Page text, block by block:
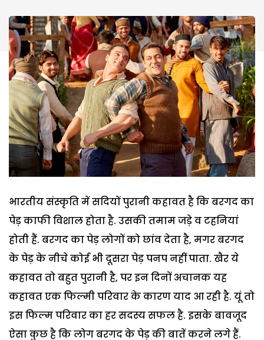
भारतीय संस्कृति में सदियों पुरानी कहावत है कि बरगद का
पेड़ काफी विशाल होता है. उसकी तमाम जड़े व टहनियां
होती हैं. बरगद का पेड़ लोगों को छांव देता है, मगर बरगद
के पेड़ के नीचे कोई भी दूसरा पेड़ पनप नहीं पाता. खैर ये
कहावत तो बहुत पुरानी है, पर इन दिनों अचानक यह
कहावत एक फिल्मी परिवार के कारण याद आ रही है. यूं तो
इस फिल्म परिवार का हर सदस्य सफल है. इसके बावजूद
ऐसा कुछ है कि लोग बरगद के पेड़ की बातें करने लगे हैं.